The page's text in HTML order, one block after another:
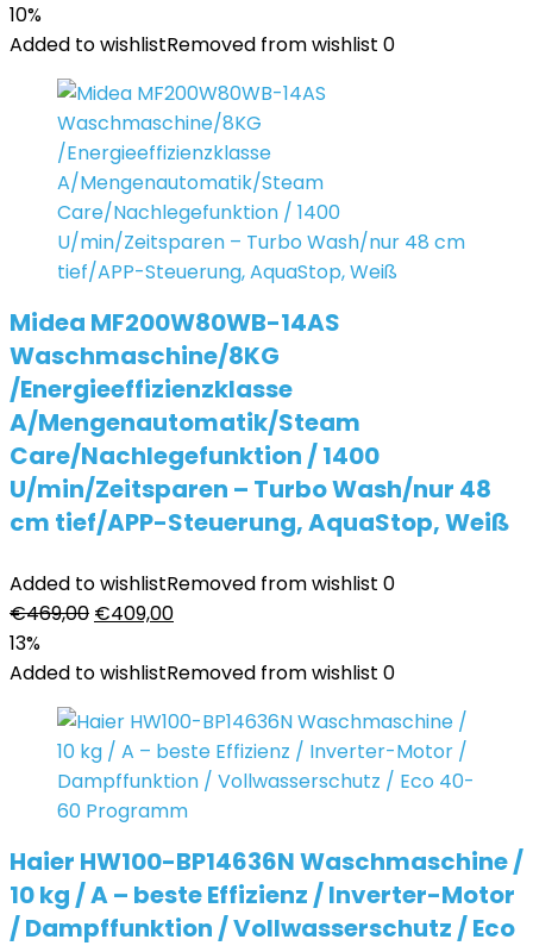
war:
ist:
10%
Added to wishlistRemoved from wishlist 0
Midea MF200W80WB-14AS
Waschmaschine/8KG
/Energieeffizienzklasse
A/Mengenautomatik/Steam
Care/Nachlegefunktion / 1400
U/min/Zeitsparen – Turbo Wash/nur 48
cm tief/APP-Steuerung, AquaStop, Weiß
Added to wishlistRemoved from wishlist 0
€469,00 Ursprünglicher
war:
€409,00Aktueller
ist:
13%
Added to wishlistRemoved from wishlist 0
Haier HW100-BP14636N Waschmaschine /
10 kg / A – beste Effizienz / Inverter-Motor
/ Dampffunktion / Vollwasserschutz / Eco